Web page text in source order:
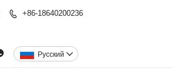
 +86-18640200236
Pусский 